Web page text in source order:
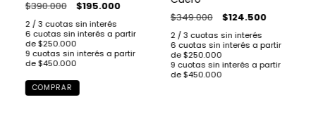
$390.000 $195.000
COMPRAR
$349.000 $124.500